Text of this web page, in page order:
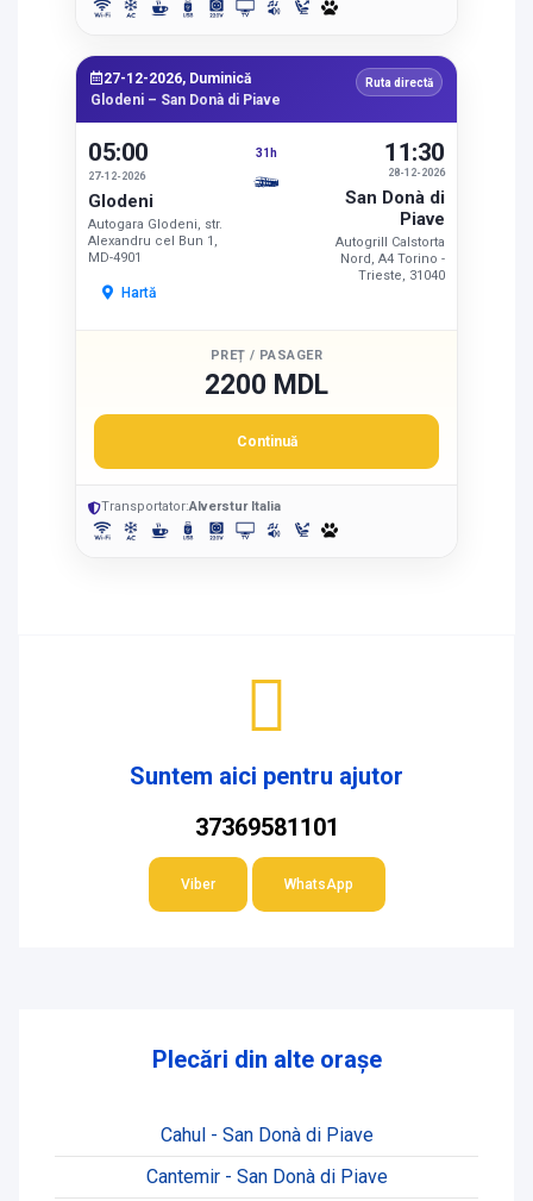
27-12-2026, Duminică
Glodeni – San Donà di Piave
Ruta directă
05:00
27-12-2026
Glodeni
Autogara Glodeni, str.
Alexandru cel Bun 1,
MD-4901
Hartă
31h
28-12-2026
11:30
San Donà di
Piave
Autogrill Calstorta
Nord, A4 Torino -
Trieste, 31040
PREȚ / PASAGER
2200 MDL
Continuă
Transportator:Alverstur Italia
Suntem aici pentru ajutor
37369581101
Viber WhatsApp
Plecări din alte orașe
Cahul - San Donà di Piave
Cantemir - San Donà di Piave